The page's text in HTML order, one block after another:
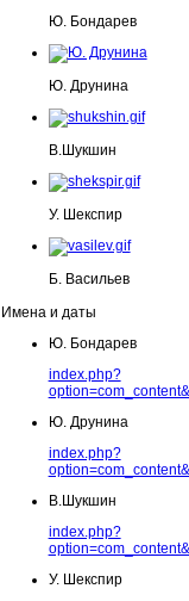
Ю. Бондарев
Ю. Друнина
В.Шукшин
У. Шекспир
Б. Васильев
Имена и даты
Ю. Бондарев
index.php?
Ю. Друнина
index.php?
В.Шукшин
index.php?
У. Шекспир